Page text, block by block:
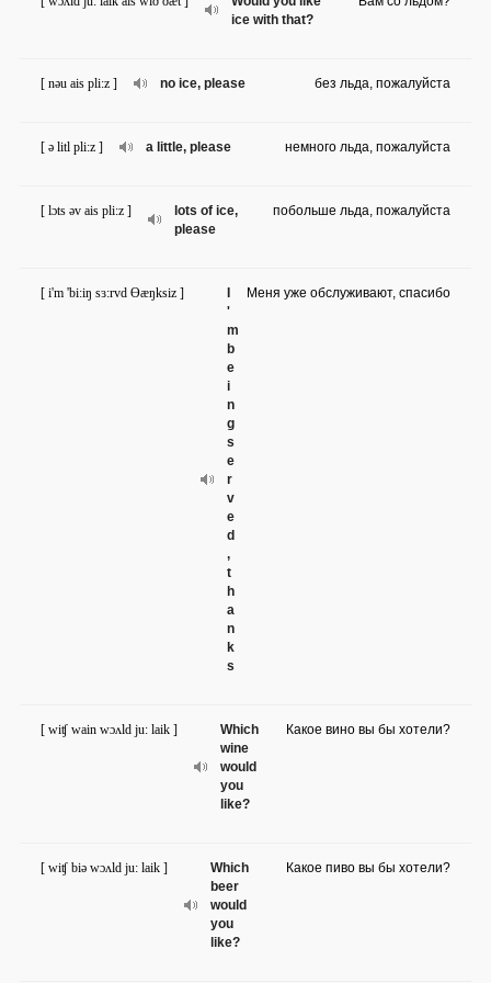
ice with that?
no ice, please
[ nəu ais pli:z ] без льда, пожалуйста
a little, please
[ ə litl pli:z ] немного льда, пожалуйста
lots of ice,
please
[ lɔts əv ais pli:z ] побольше льда, пожалуйста
'
m
b
e
i
n
g
s
e
r
v
e
d
,
t
h
a
n
k
s
[ i'm 'bi:iŋ sɜ:rvd Ɵæŋksiz ] Меня уже обслуживают, спасибо
Which
wine
would
you
like?
[ wiʧ wain wɔʌld ju: laik ] Какое вино вы бы хотели?
Which
beer
would
you
like?
[ wiʧ biə wɔʌld ju: laik ] Какое пиво вы бы хотели?